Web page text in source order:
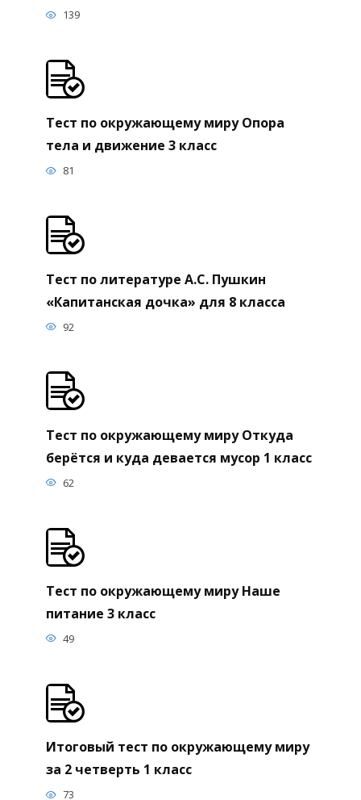
139
Тест по окружающему миру Опора
тела и движение 3 класс
81
Тест по литературе А.С. Пушкин
«Капитанская дочка» для 8 класса
92
Тест по окружающему миру Откуда
берётся и куда девается мусор 1 класс
62
Тест по окружающему миру Наше
питание 3 класс
49
Итоговый тест по окружающему миру
за 2 четверть 1 класс
73